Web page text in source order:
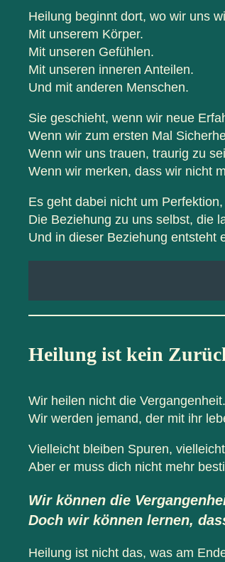
Heilung beginnt dort, wo wir uns
Mit unserem Körper.
Mit unseren Gefühlen.
Mit unseren inneren Anteilen.
Und mit anderen Menschen.
Sie geschieht, wenn wir neue
Wenn wir zum ersten Mal
Wenn wir uns trauen, traurig zu
Wenn wir merken, dass wir nicht
Es geht dabei nicht um
Die Beziehung zu uns selbst, die
Und in dieser Beziehung entsteht
Heilung ist kein
Wir heilen nicht die Vergangenheit.
Wir werden jemand, der mit ihr
Vielleicht bleiben Spuren,
Aber er muss dich nicht mehr
Wir können die
Doch wir können lernen,
Heilung ist nicht das, was am